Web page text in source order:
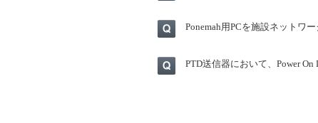
Ponemah用PCを施設ネットワー
PTD送信器において、Power On